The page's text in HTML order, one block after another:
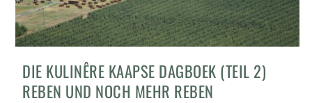
DIE KULINÊRE KAAPSE DAGBOEK (TEIL 2)
REBEN UND NOCH MEHR REBEN